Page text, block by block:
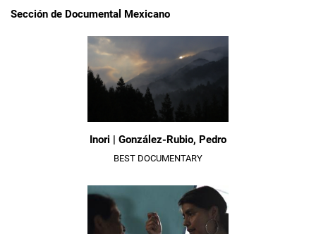
Sección de Documental Mexicano
Inori | González-Rubio, Pedro
BEST DOCUMENTARY